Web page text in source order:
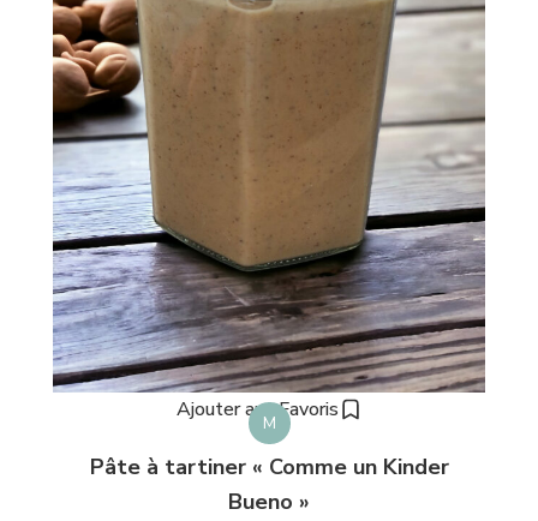
Ajouter aux Favoris
M
Pâte à tartiner « Comme un Kinder
Bueno »